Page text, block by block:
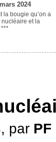
2024
la bougie qu’on a
nucléaire et la
***
, par PF